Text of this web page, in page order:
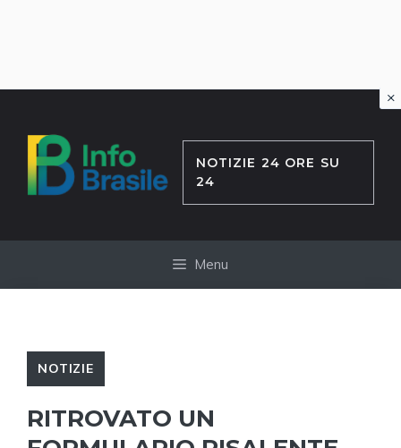
contenuto
NOTIZIE 24 ORE SU
24
Menu
NOTIZIE
RITROVATO UN
×